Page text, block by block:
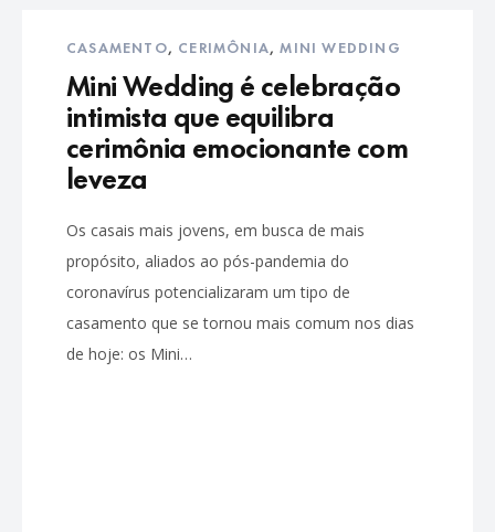
CASAMENTO, CERIMÔNIA,MINI WEDDING
Mini Wedding é celebração
intimista que equilibra
cerimônia emocionante com
leveza
Os casais mais jovens, em busca de mais
propósito, aliados ao pós-pandemia do
coronavírus potencializaram um tipo de
casamento que se tornou mais comum nos dias
de hoje: os Mini…